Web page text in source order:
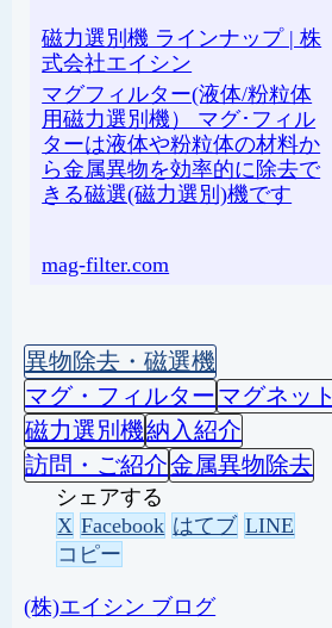
磁力選別機 ラインナップ | 株
式会社エイシン
マグフィルター(液体/粉粒体
用磁力選別機） マグ･フィル
ターは液体や粉粒体の材料か
ら金属異物を効率的に除去で
きる磁選(磁力選別)機です
mag-filter.com
異物除去・磁選機
マグ・フィルターマグネット
磁力選別機納入紹介
訪問・ご紹介金属異物除去
シェアする
X Facebook はてブ LINE
コピー
(株)エイシン ブログ